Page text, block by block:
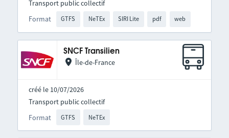
Format GTFS NeTEx SIRI Lite pdf web
Transport public collectif
SNCF Transilien
Île-de-France
créé le 10/07/2026
Format GTFS NeTEx
Transport public collectif